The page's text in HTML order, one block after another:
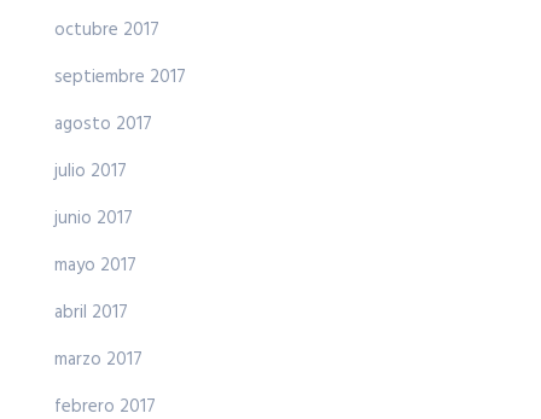
octubre 2017
septiembre 2017
agosto 2017
julio 2017
junio 2017
mayo 2017
abril 2017
marzo 2017
febrero 2017